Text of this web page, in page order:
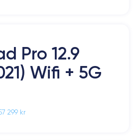
Pro 12.9
Wifi + 5G
299 kr